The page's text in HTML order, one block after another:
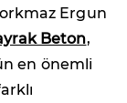
Ergun
Beton,
en önemli